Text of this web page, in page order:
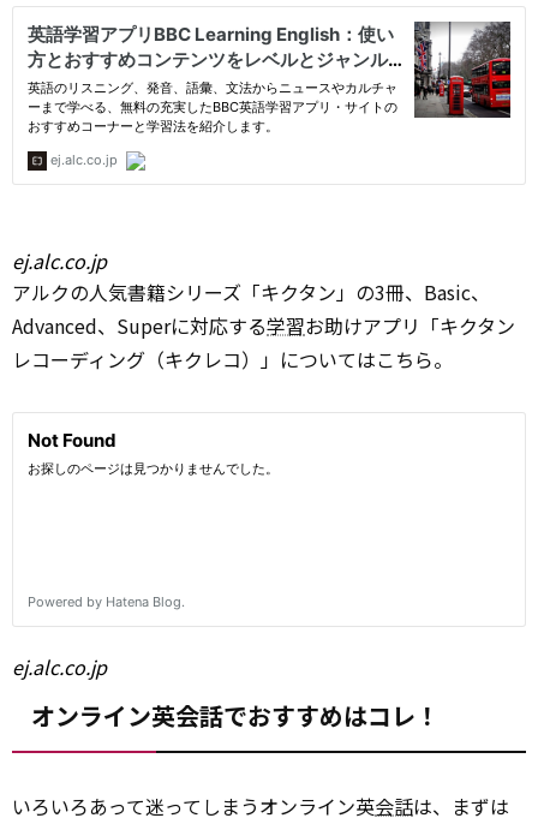
ej.alc.co.jp
アルクの人気書籍シリーズ「キクタン」の3冊、Basic、
Advanced、Superに対応する学習お助けアプリ「キクタン
レコーディング（キクレコ）」についてはこちら。
ej.alc.co.jp
オンライン英会話でおすすめはコレ！
いろいろあって迷ってしまうオンライン英会話は、まずは